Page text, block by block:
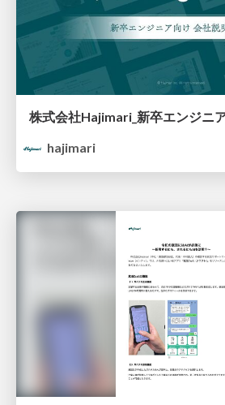
株式会社Hajimari_新卒エンジニ
hajimari